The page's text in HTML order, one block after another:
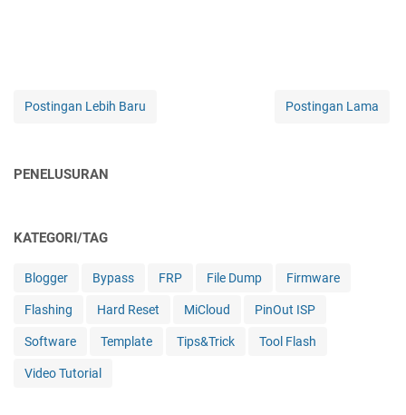
Postingan Lebih Baru Postingan Lama
PENELUSURAN
KATEGORI/TAG
Blogger Bypass FRP File Dump Firmware
Flashing Hard Reset MiCloud PinOut ISP
Software Template Tips&Trick Tool Flash
Video Tutorial